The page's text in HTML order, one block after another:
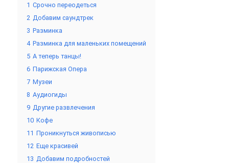
1 Срочно переодеться
2 Добавим саундтрек
3 Разминка
4 Разминка для маленьких помещений
5 А теперь танцы!
6 Парижская Опера
7 Музеи
8 Аудиогиды
9 Другие развлечения
10 Кофе
11 Проникнуться живописью
12 Еще красивей
13 Добавим подробностей